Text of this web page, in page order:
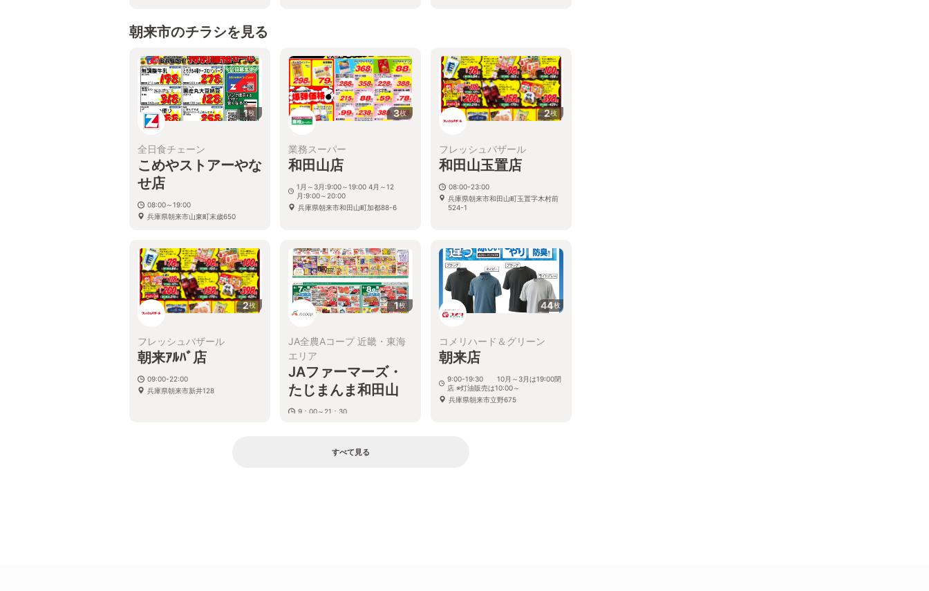
朝来市のチラシを見る
1枚
全日食チェーン
こめやストアーやな
せ店
08:00～19:00
兵庫県朝来市山東町末歳650
3枚
業務スーパー
和田山店
1月～3月:9:00～19:00 4月～12
月:9:00～20:00
兵庫県朝来市和田山町加都88-6
2枚
フレッシュバザール
和田山玉置店
08:00-23:00
兵庫県朝来市和田山町玉置字木村前
524-1
2枚
フレッシュバザール
朝来ｱﾙﾊﾞ店
09:00-22:00
兵庫県朝来市新井128
1枚
JA全農Aコープ 近畿・東海
エリア
JAファーマーズ・
たじまんま和田山
9：00～21：30
44枚
コメリハード＆グリーン
朝来店
9:00-19:30 10月～3月は19:00閉
店 ※灯油販売は10:00～
兵庫県朝来市立野675
すべて見る